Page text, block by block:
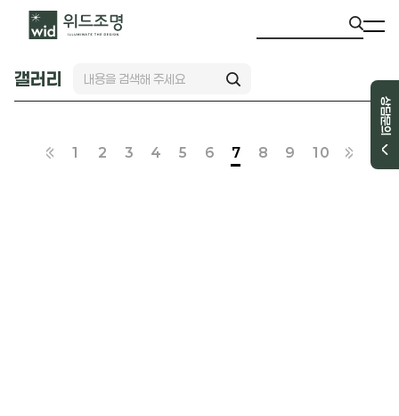
상담문의
갤러리
1 2 3 4 5 6 7 8 9 10